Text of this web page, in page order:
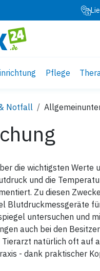
Pflege
Notfall
die wichtigsten Werte
und die
Zu diesen
Blutdruckmessgeräte
untersuchen und
auch bei den
natürlich oft auf
- dank praktischer